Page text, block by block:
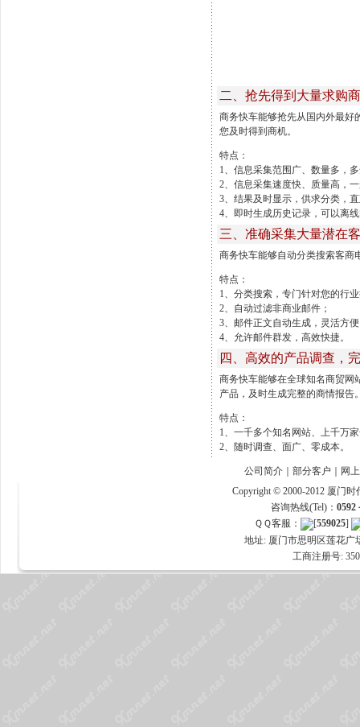
二、抢先得到大量求购
商务快车能够抢先从国内外最好
您及时得到商机。
特点：
1、信息采集范围广、数量多，
2、信息采集速度快、质量高，
3、结果及时显示，供求分类，
4、即时生成历史记录，可以离
三、准确采集大量潜在
商务快车能够自动分类搜索客商
特点：
1、分类搜索，专门针对您的行
2、自动过滤非商业邮件；
3、邮件正文自动生成，灵活方
4、允许邮件群发，高效快捷。
四、高效的产品调查，
商务快车能够在全球知名商贸网
产品，及时生成完整的商情报告
特点：
1、一千多个知名网站、上千万
2、随时调查、面广、零成本。
公司简介 部分客户
网
Copyright © 2000-2012 厦门
咨询热线(Tel)： 0592
ＱＱ客服：
[559025]
地址: 厦门市思明区莲花
工商注册号: